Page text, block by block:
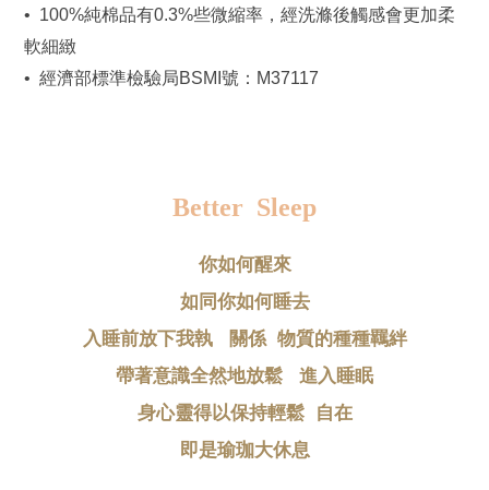
•  100%純棉品有0.3%些微縮率，經洗滌後觸感會更加柔
軟細緻
•  經濟部標準檢驗局BSMI號：M37117
Better  Sleep
你如何醒來
如同你如何睡去
入睡前放下我執   關係  物質的種種羈絆
帶著意識全然地放鬆   進入睡眠
身心靈得以保持輕鬆  自在
即是瑜珈大休息